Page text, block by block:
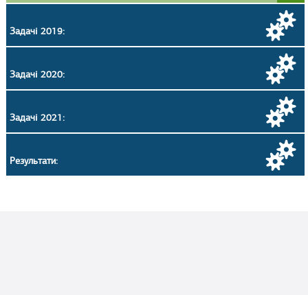
Задачі 2019:
Задачі 2020:
Задачі 2021:
Результати: